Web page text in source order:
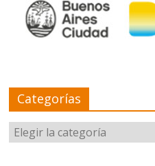
Categorías
Categorías